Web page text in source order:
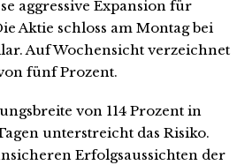
aggressive Expansion für
Aktie schloss am Montag bei
Auf Wochensicht verzeichnet
fünf Prozent.
von 114 Prozent in
unterstreicht das Risiko.
Erfolgsaussichten der